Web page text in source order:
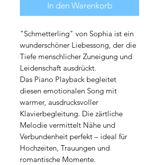
In den Warenkorb
"Schmetterling" von Sophia ist ein
wunderschöner Liebessong, der die
Tiefe menschlicher Zuneigung und
Leidenschaft ausdrückt.
Das Piano Playback begleitet
diesen emotionalen Song mit
warmer, ausdrucksvoller
Klavierbegleitung. Die zärtliche
Melodie vermittelt Nähe und
Verbundenheit perfekt – ideal für
Hochzeiten, Trauungen und
romantische Momente.